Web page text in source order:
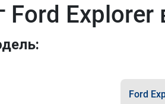
Ford Explorer
Ford